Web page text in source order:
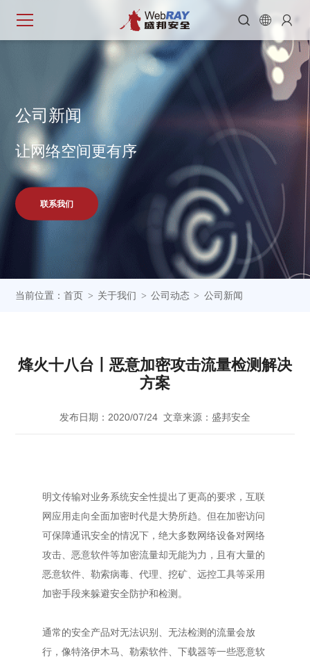
  
公司新闻
让网络空间更有序
联系我们
当前位置：首页 > 关于我们 > 公司动态 > 公司新闻
烽火十八台丨恶意加密攻击流量检测解决
方案
发布日期：2020/07/24 文章来源：盛邦安全
明文传输对业务系统安全性提出了更高的要求，互联
网应用走向全面加密时代是大势所趋。但在加密访问
可保障通讯安全的情况下，绝大多数网络设备对网络
攻击、恶意软件等加密流量却无能为力，且有大量的
恶意软件、勒索病毒、代理、挖矿、远控工具等采用
加密手段来躲避安全防护和检测。
通常的安全产品对无法识别、无法检测的流量会放
行，像特洛伊木马、勒索软件、下载器等一些恶意软